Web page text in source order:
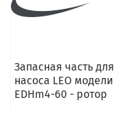
Запасная часть для
насоса LEO модели
EDHm4-60 - ротор